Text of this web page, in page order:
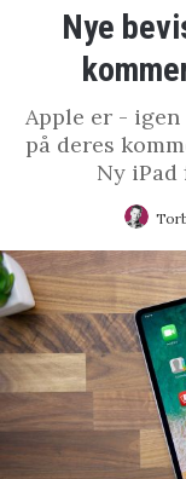
Nye
Apple er -
på deres
Ny